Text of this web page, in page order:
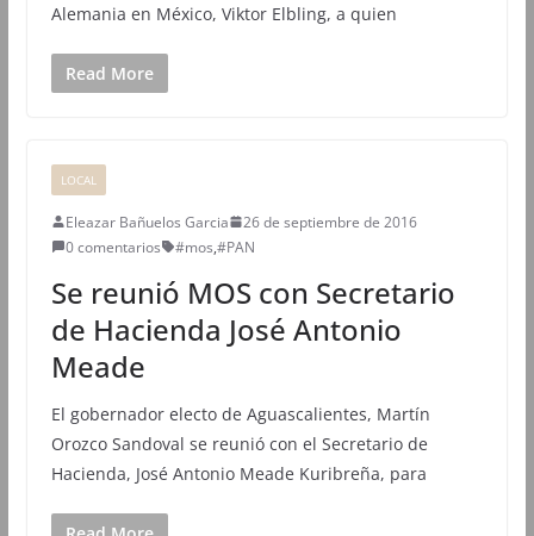
Alemania en México, Viktor Elbling, a quien
Read More
LOCAL
Eleazar Bañuelos Garcia
26 de septiembre de 2016
0 comentarios
#mos,#PAN
Se reunió MOS con Secretario
de Hacienda José Antonio
Meade
El gobernador electo de Aguascalientes, Martín
Orozco Sandoval se reunió con el Secretario de
Hacienda, José Antonio Meade Kuribreña, para